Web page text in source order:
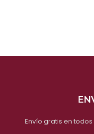
Envío gratis en